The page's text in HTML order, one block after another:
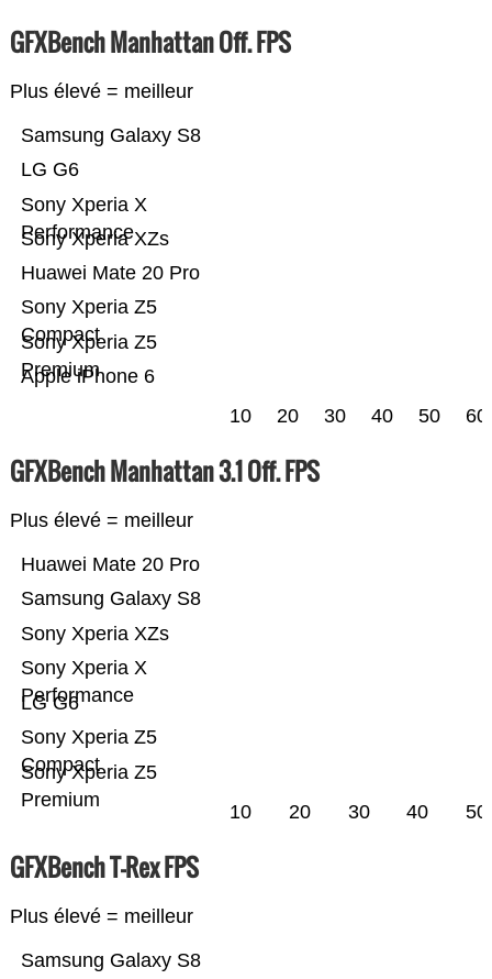
GFXBench Manhattan Off. FPS
Plus élevé = meilleur
Apple iPhone 6
Sony Xperia Z5
Premium
Sony Xperia Z5
Compact
Huawei Mate 20 Pro
Sony Xperia XZs
Sony Xperia X
Performance
LG G6
Samsung Galaxy S8
10 20 30 40 50 60
GFXBench Manhattan 3.1 Off. FPS
Plus élevé = meilleur
Sony Xperia Z5
Premium
Sony Xperia Z5
Compact
LG G6
Sony Xperia X
Performance
Sony Xperia XZs
Samsung Galaxy S8
Huawei Mate 20 Pro
10 20 30 40 50
GFXBench T-Rex FPS
Plus élevé = meilleur
Samsung Galaxy S8